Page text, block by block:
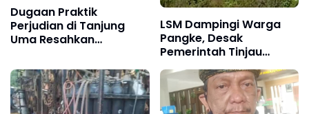
Dugaan Praktik
Perjudian di Tanjung
Uma Resahkan
Kota Batam
LSM Dampingi Warga
Pangke, Desak
Pemerintah Tinjau
Granitama dan PT Bukit
Alam Persada